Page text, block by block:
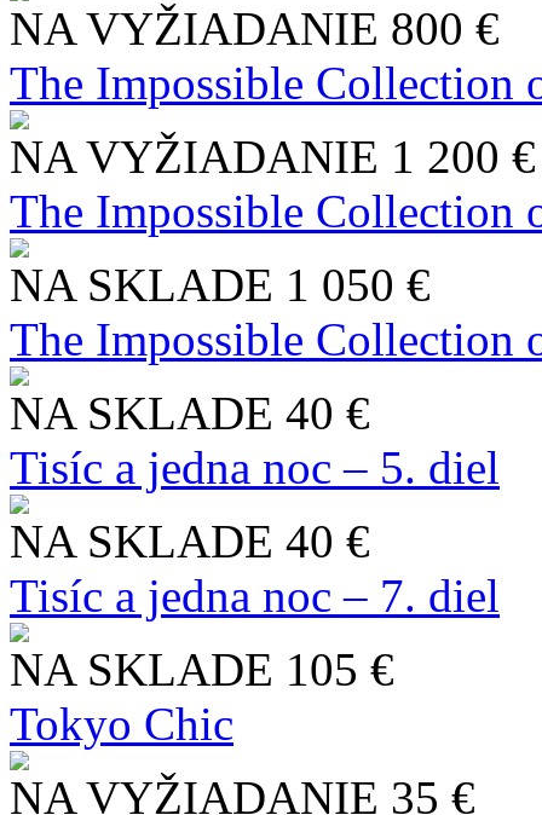
NA VYŽIADANIE 800 €
The Impossible Collection
NA VYŽIADANIE 1 200 €
The Impossible Collection
NA SKLADE 1 050 €
The Impossible Collection
NA SKLADE 40 €
Tisíc a jedna noc – 5. diel
NA SKLADE 40 €
Tisíc a jedna noc – 7. diel
NA SKLADE 105 €
Tokyo Chic
NA VYŽIADANIE 35 €